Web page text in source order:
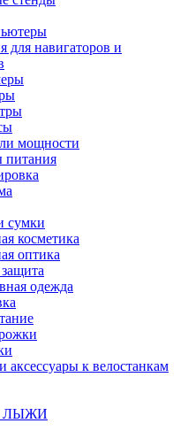
для навигаторов и
мощности
питания
сумки
косметика
оптика
одежда
аксессуары к велостанкам
ЛЫЖИ